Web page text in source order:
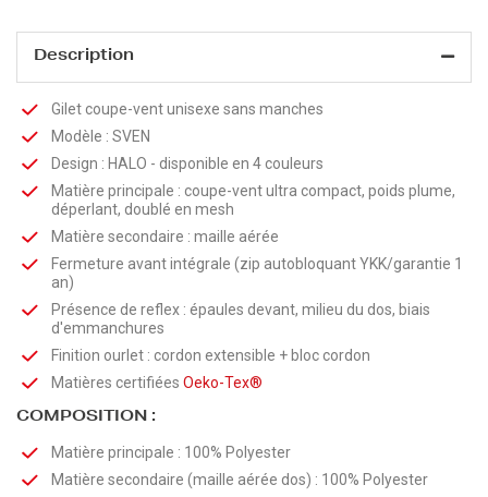
Description
Gilet coupe-vent unisexe sans manches
Modèle : SVEN
Design : HALO - disponible en 4 couleurs
Matière principale : coupe-vent ultra compact, poids plume,
déperlant, doublé en mesh
Matière secondaire : maille aérée
Fermeture avant intégrale (zip autobloquant YKK/garantie 1
an)
Présence de reflex : épaules devant, milieu du dos, biais
d'emmanchures
Finition ourlet : cordon extensible + bloc cordon
Matières certifiées Oeko-Tex®
COMPOSITION :
Matière principale : 100% Polyester
Matière secondaire (maille aérée dos) : 100% Polyester